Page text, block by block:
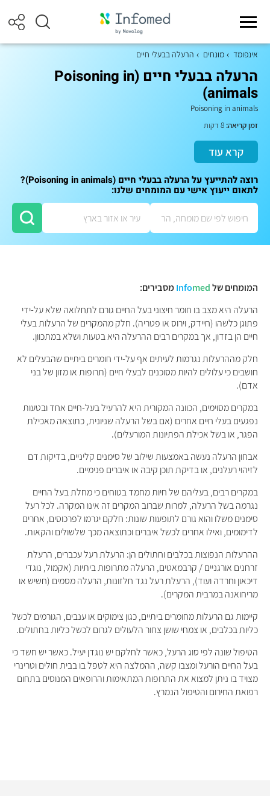
אינפומד מונחים הרעלה בבעלי חיים
הרעלה בבעלי חיים (Poisoning in
animals)
Poisoning in animals
זמן קריאה:
קרא עוד
רוצה להתייעץ על הרעלה בבעלי חיים (Poisoning in animals)?
לתאום ייעוץ אישי עם המומחים שלנו:
המומחים של Infomed
מסבירים:
הרעלה היא מצב בו חומר חיצוני בעל החיים גורם לתחלואה שלא על-ידי
פתוגן כלשהו (חיידק, וירוס או פטריה). חלק מהמקרים של הרעלות בעלי
חיים הן בזדון, אך במקרים רבים ההרעלה היא בטעות ושלא במתכוון.
חלק מההרעלות נגרמות לעיתים אףעל-ידי חומרים ביתיים שהבעלים לא
חושבים כי עלולים להיות מסוכנים לבעלי חיים (תרופות או מזון של בני
אדם).
במקרים מסוימים, הכוונה המקורית היא להרעיל בעל-חיים אחד ובטעות
נפגעים בעלי חיים אחרים (אם בשל הרעלה שניונית, כתוצאה מאכילת
הפגר, או בשל אכילת הפתיונות המורעלים).
אבחון הרעלה נעשה באמצעות שילוב של סימנים קליניים, בדיקות דם
לזיהוי רעלנים, או בדיקת תוכן קיבה או איברים פנימיים.
במקרים רבים, בעליהם של חיות מחמד בטוחים כי מחלת בעל החיים
נגרמה בשל הרעלה, למרות שברוב המקרים זה אינו המקרה. לכל רעל
סימנים משלו והוא גורם לתופעות שונות: חלקם יגרמו לפרכוסים, אחרים
לדימומים, ואילו אחרים לכשל איברים וכתוצאה מכך שלשולים והקאות.
ההרעלות הנפוצות בכלבים וחתולים הן: הרעלת רעל עכברים, הרעלת
זרחנים אורגניים / קרבמאטים, הרעלה מתרופות ביתיות (אקמול, נוגדי
דיכאון וחרדה ועוד), הרעלת רעל נגד חלזונות, הרעלה מסמים (חשיש או
מריחואנה במרבית המקרים).
קיימות גם הרעלות מחומרים ביתיים, כגון צימוקים או ענבים, הגורמים לכשל
כליות בכלבים, או צמחי שושן צחור הלעולים לגרום לכשל כליות בחתולים.
הטיפול שונה לפי סוג הרעל, כאשר לחלקם יש נוגדן יעיל. כאשר יש חשד כי
בעל החיים הורעל ומצבו קשה, ההמלצה היא לטפל בו בבית חולים וטרינרי
מצויד בו ניתן למצוא את התרופות המתאימות והרופאים המנוסים בתחום
רפואת החירום והטיפול הנמרץ.